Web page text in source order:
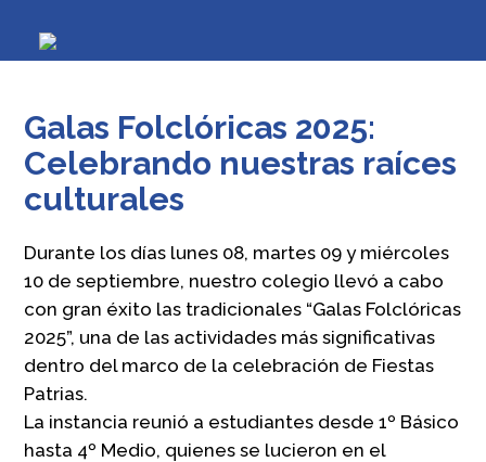
Galas Folclóricas 2025:
Celebrando nuestras raíces
culturales
Durante los días lunes 08, martes 09 y miércoles
10 de septiembre, nuestro colegio llevó a cabo
con gran éxito las tradicionales “Galas Folclóricas
2025”, una de las actividades más significativas
dentro del marco de la celebración de Fiestas
Patrias.
La instancia reunió a estudiantes desde 1º Básico
hasta 4º Medio, quienes se lucieron en el